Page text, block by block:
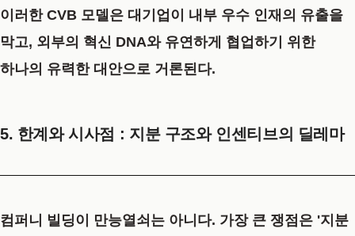
이러한 CVB 모델은 대기업이 내부 우수 인재의 유출을
막고, 외부의 혁신 DNA와 유연하게 협업하기 위한
하나의 유력한 대안으로 거론된다.
5. 한계와 시사점 : 지분 구조와 인센티브의 딜레마
컴퍼니 빌딩이 만능열쇠는 아니다. 가장 큰 쟁점은 '지분